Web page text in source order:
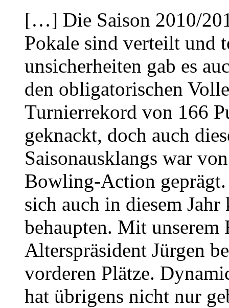
[…] Die Saison 2010/
Pokale sind verteilt und
unsicherheiten gab es
den obligatorischen
Turnierrekord von 166
geknackt, doch auch
Saisonausklangs war
Bowling-Action geprägt.
sich auch in diesem
behaupten. Mit unserem
Alterspräsident Jürgen
vorderen Plätze.
hat übrigens nicht nur